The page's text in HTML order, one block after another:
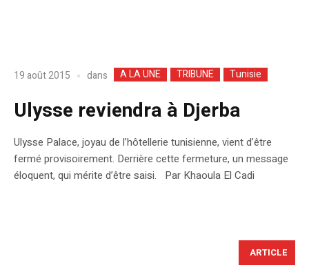
19 août 2015 dans A LA UNE TRIBUNE Tunisie
Ulysse reviendra à Djerba
Ulysse Palace, joyau de l’hôtellerie tunisienne, vient d’être
fermé provisoirement. Derrière cette fermeture, un message
éloquent, qui mérite d’être saisi. Par Khaoula El Cadi
ARTICLE